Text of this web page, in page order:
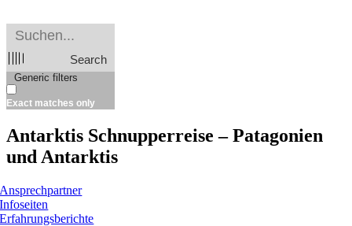
Search
Generic filters
Exact matches only
Antarktis Schnupperreise – Patagonien
und Antarktis
Ansprechpartner
Infoseiten
Erfahrungsberichte